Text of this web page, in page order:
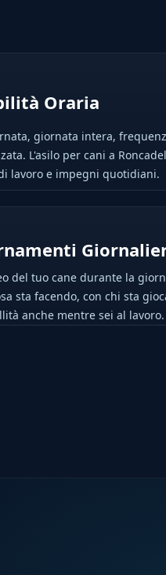
Oraria
giornata intera,
L'asilo per cani a
lavoro e impegni quotidiani.
del tuo cane durante la
sta facendo, con chi sta
anche mentre sei al lavoro.